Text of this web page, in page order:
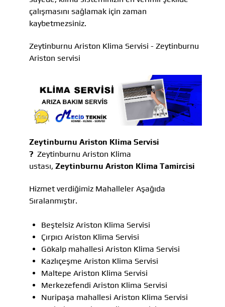
çalışmasını sağlamak için zaman
kaybetmezsiniz.
Zeytinburnu Ariston Klima Servisi - Zeytinburnu
Ariston servisi
Zeytinburnu Ariston Klima Servisi
? Zeytinburnu Ariston Klima
ustası, Zeytinburnu Ariston Klima Tamircisi
Hizmet verdiğimiz Mahalleler Aşağıda
Sıralanmıştır.
Beştelsiz Ariston Klima Servisi
Çırpıcı Ariston Klima Servisi
Gökalp mahallesi Ariston Klima Servisi
Kazlıçeşme Ariston Klima Servisi
Maltepe Ariston Klima Servisi
Merkezefendi Ariston Klima Servisi
Nuripaşa mahallesi Ariston Klima Servisi